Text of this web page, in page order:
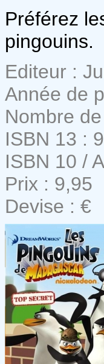
Préférez
pingouins.
Editeur :
Année de
Nombre
ISBN 13 :
ISBN 10 /
Prix : 9,95
Devise : €